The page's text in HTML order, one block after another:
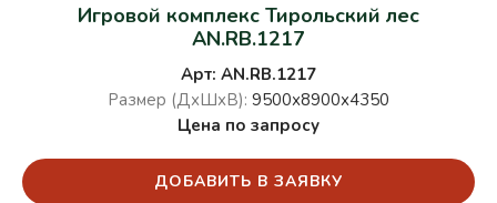
Игровой комплекс Тирольский лес
AN.RB.1217
Арт: AN.RB.1217
Размер (ДхШхВ): 9500х8900х4350
Цена по запросу
ДОБАВИТЬ В ЗАЯВКУ